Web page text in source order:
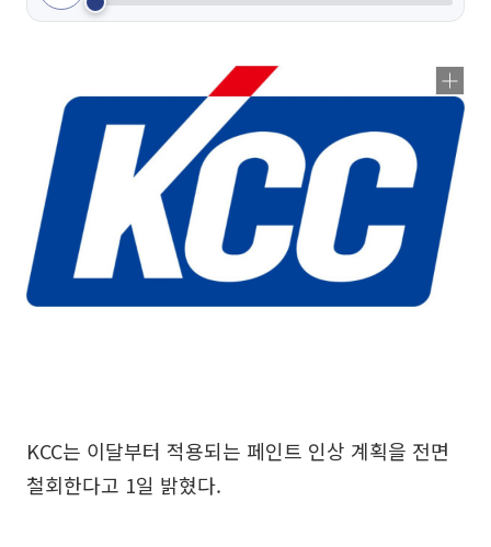
KCC는 이달부터 적용되는 페인트 인상 계획을 전면
철회한다고 1일 밝혔다.